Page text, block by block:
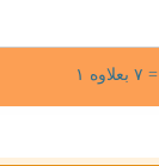
= ۷ بعلاوه ۱